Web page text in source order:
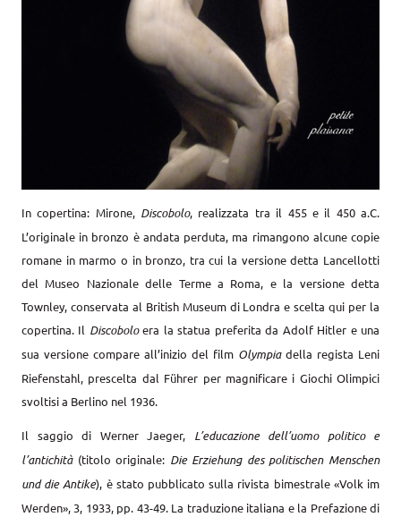
In copertina: Mirone, Discobolo, realizzata tra il 455 e il 450 a.C.
L’originale in bronzo è andata perduta, ma rimangono alcune co­pie
romane in marmo o in bronzo, tra cui la versione detta Lancel­lotti
del Museo Nazionale delle Terme a Roma, e la versione detta
Townley, conservata al British Museum di Londra e scelta qui per la
copertina. Il Discoboloera la statua preferita da Adolf Hitler e una
sua versione compare all’inizio del film Olympia della regista Leni
Riefenstahl, prescelta dal Führer per magnificare i Giochi Olimpici
svoltisi a Berlino nel 1936.
Il saggio di Werner Jaeger, L’educazione dell’uomo po­litico e
l’antichità (titolo originale: Die Erziehung des politischen Menschen
und die Antike), è stato pubbli­cato sulla rivista bimestrale «Volk im
Werden», 3, 1933, pp. 43-49. La traduzione italiana e la Prefazione di